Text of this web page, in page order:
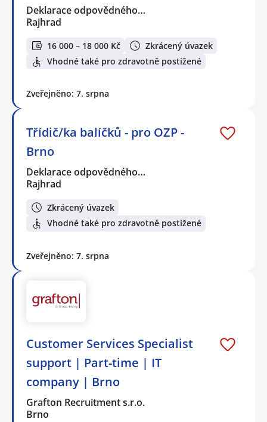
Deklarace odpovědného…
Rajhrad
16 000 – 18 000 Kč
Zkrácený úvazek
Vhodné také pro zdravotně postižené
Zveřejněno: 7. srpna
Třídič/ka balíčků - pro OZP -
Brno
Deklarace odpovědného…
Rajhrad
Zkrácený úvazek
Vhodné také pro zdravotně postižené
Zveřejněno: 7. srpna
Customer Services Specialist
support | Part-time | IT
company | Brno
Grafton Recruitment s.r.o.
Brno